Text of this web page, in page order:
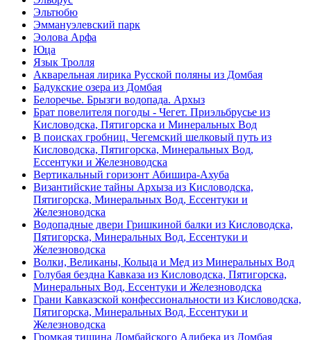
Эльтюбю
Эммануэлевский парк
Эолова Арфа
Юца
Язык Тролля
Акварельная лирика Русской поляны из Домбая
Бадукские озера из Домбая
Белоречье. Брызги водопада. Архыз
Брат повелителя погоды - Чегет. Приэльбрусье из
Кисловодска, Пятигорска и Минеральных Вод
В поисках гробниц. Чегемский шелковый путь из
Кисловодска, Пятигорска, Минеральных Вод,
Ессентуки и Железноводска
Вертикальный горизонт Абишира-Ахуба
Византийские тайны Архыза из Кисловодска,
Пятигорска, Минеральных Вод, Ессентуки и
Железноводска
Водопадные двери Гришкиной балки из Кисловодска,
Пятигорска, Минеральных Вод, Ессентуки и
Железноводска
Волки, Великаны, Кольца и Мед из Минеральных Вод
Голубая бездна Кавказа из Кисловодска, Пятигорска,
Минеральных Вод, Ессентуки и Железноводска
Грани Кавказской конфессиональности из Кисловодска,
Пятигорска, Минеральных Вод, Ессентуки и
Железноводска
Громкая тишина Домбайского Алибека из Домбая